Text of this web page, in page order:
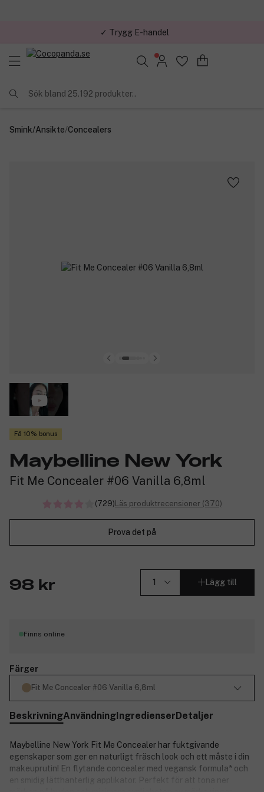
✓ Trygg E-handel
Sök bland 25.192 produkter..
Smink/Ansikte/Concealers
Få 10% bonus
Maybelline New York
Fit Me Concealer #06 Vanilla 6,8ml
(729)Läs produktrecensioner (370)
Prova det på
98 kr Lägg till
Finns online
Färger
Fit Me Concealer #06 Vanilla 6,8ml
BeskrivningAnvändningIngredienserDetaljer
Maybelline New York Fit Me Concealer har fuktgivande
egenskaper som ger en naturligt fräsch look och ett måste i din
makeuprutin! En flytande concealer med vegansk formula* och
en smidig lätthanterlig applikator. Perfekt för att tona ner